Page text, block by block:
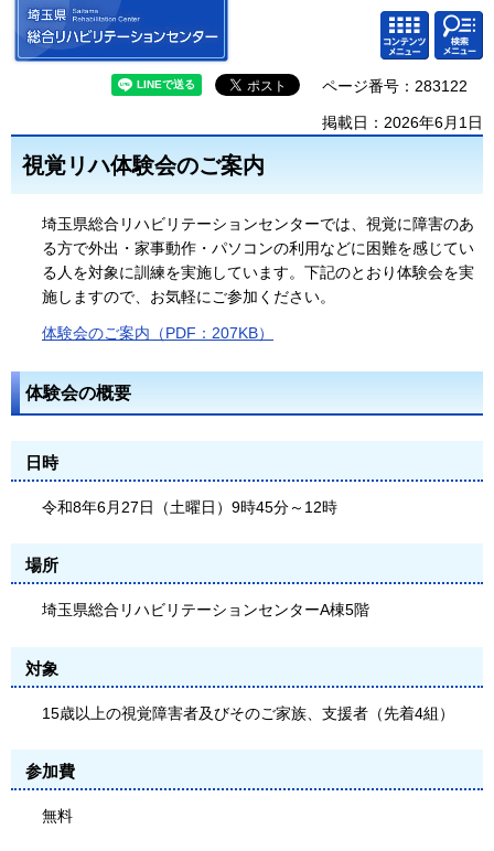
埼玉県 総合リハビリテーション
センター
コンテ
ンツメ
ニュー
検索・
共通メ
ニュー
ページ番号：283122
掲載日：2026年6月1日
視覚リハ体験会のご案内
埼玉県総合リハビリテーションセンターでは、視覚に障害のあ
る方で外出・家事動作・パソコンの利用などに困難を感じてい
る人を対象に訓練を実施しています。下記のとおり体験会を実
施しますので、お気軽にご参加ください。
体験会のご案内（PDF：207KB）
体験会の概要
日時
令和8年6月27日（土曜日）9時45分～12時
場所
埼玉県総合リハビリテーションセンターA棟5階
対象
15歳以上の視覚障害者及びそのご家族、支援者（先着4組）
参加費
無料